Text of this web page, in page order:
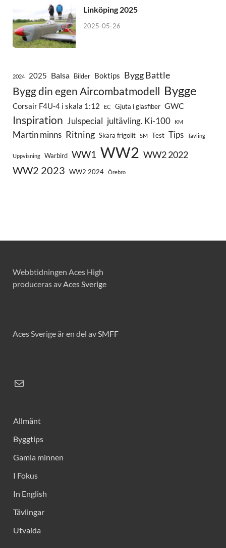
Linköping 2025
2025-05-26
2024 2025 Balsa Bilder Boktips Bygg Battle
Bygg din egen Aircombatmodell Bygge
Corsair F4U-4 i skala 1:12 EC Gjuta i glasfiber GWC
Inspiration Julspecial jultävling. Ki-100 KM
Martin minns Ritning Skära frigolit SM Test Tips Tävling
Uppvisning Warbird WW1 WW2 WW2 2022
WW2 2023 WW2 2024 Örebro
Webbtidningen Aces High
produceras avAces Sverige
Aces Sverige är en del avSMFF
Allmänt
Byggtips
Gamla minnen
I Fokus
In English
Tävlingar
Utvalda